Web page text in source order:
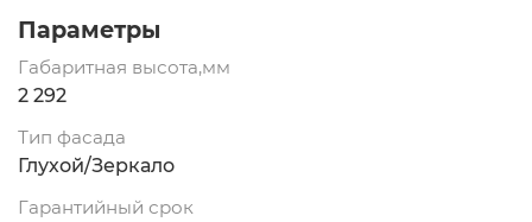
Параметры
Габаритная высота,мм
2 292
Тип фасада
Глухой/Зеркало
Гарантийный срок